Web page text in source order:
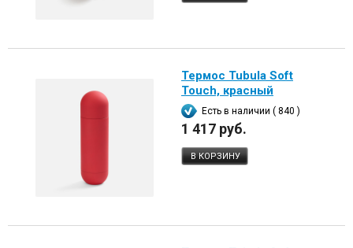
Термос Tubula Soft
Touch, красный
Есть в наличии ( 840 )
1 417 руб.
В КОРЗИНУ